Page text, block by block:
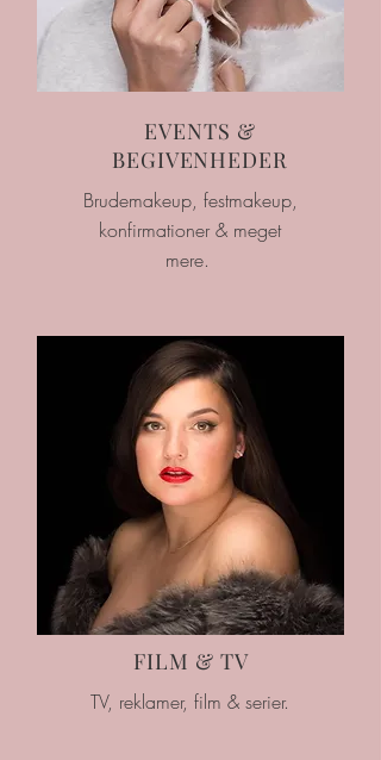
EVENTS &
BEGIVENHEDER
Brudemakeup, festmakeup,
konfirmationer & meget
mere.
FILM & TV
TV, reklamer, film & serier.